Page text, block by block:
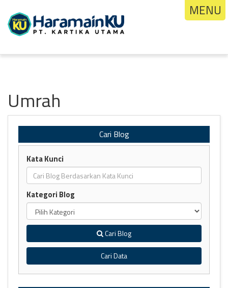
Umrah
Cari Blog
Kata Kunci
Kategori Blog
Cari Blog
Cari Data
MENU